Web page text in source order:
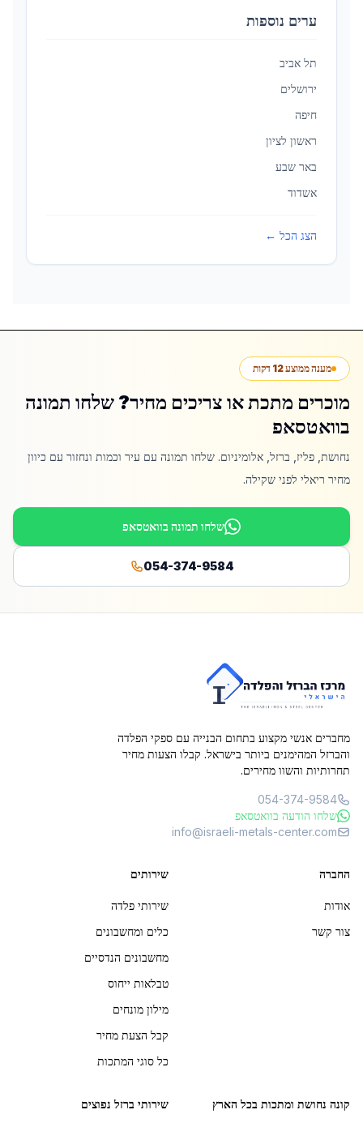
ערים נוספות
תל אביב
ירושלים
חיפה
ראשון לציון
באר שבע
אשדוד
הצג הכל ←
מענה ממוצע 12 דקות
מוכרים מתכת או צריכים מחיר? שלחו תמונה
בוואטסאפ
נחושת, פליז, ברזל, אלומיניום. שלחו תמונה עם עיר וכמות ונחזור עם כיוון
מחיר ריאלי לפני שקילה.
שלחו תמונה בוואטסאפ
054-374-9584
מחברים אנשי מקצוע בתחום הבנייה עם ספקי הפלדה
והברזל המהימנים ביותר בישראל. קבלו הצעות מחיר
תחרותיות והשוו מחירים.
054-374-9584
שלחו הודעה בוואטסאפ
info@israeli-metals-center.com
החברה
אודות
צור קשר
שירותים
שירותי פלדה
כלים ומחשבונים
מחשבונים הנדסיים
טבלאות ייחוס
מילון מונחים
קבל הצעת מחיר
כל סוגי המתכות
קונה נחושת ומתכות בכל הארץ שירותי ברזל נפוצים